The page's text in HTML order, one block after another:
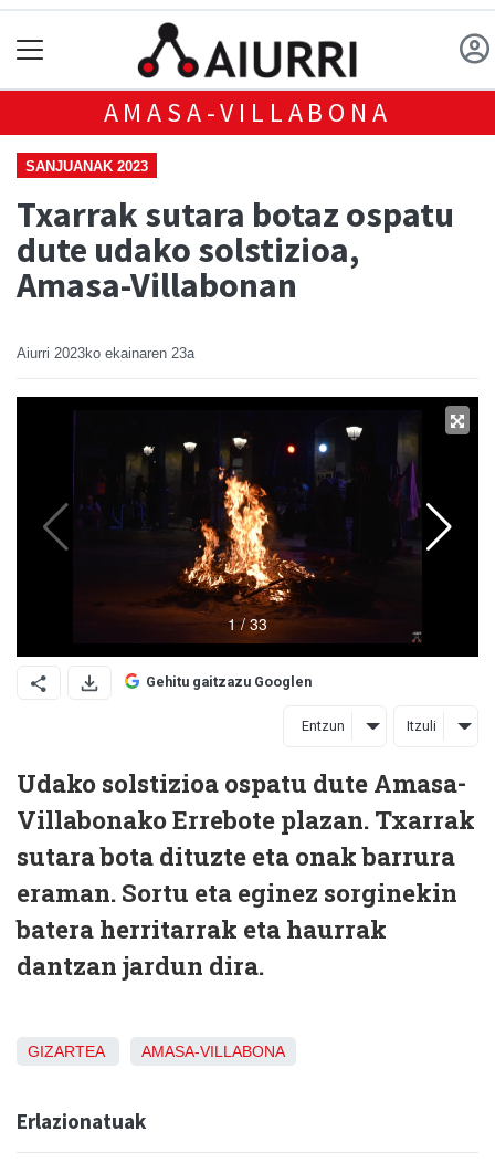
AMASA-VILLABONA
SANJUANAK 2023
Txarrak sutara botaz ospatu
dute udako solstizioa,
Amasa-Villabonan
Aiurri 2023ko ekainaren 23a
Gehitu gaitzazu Googlen
Entzun Itzuli
Udako solstizioa ospatu dute Amasa-
Villabonako Errebote plazan. Txarrak
sutara bota dituzte eta onak barrura
eraman. Sortu eta eginez sorginekin
batera herritarrak eta haurrak
dantzan jardun dira.
GIZARTEA AMASA-VILLABONA
Erlazionatuak